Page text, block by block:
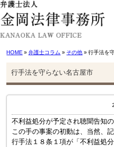
HOME »弁護士コラム » その他 » 行手法を
行手法を守らない名古屋市
不利益処分が予定され聴聞告知
この手の事案の初動は、当然、
行手法１８条１項が「不利益処